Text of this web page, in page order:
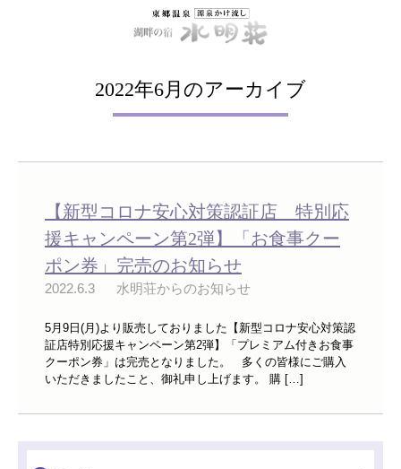
2022年6月のアーカイブ
【新型コロナ安心対策認証店 特別応
援キャンペーン第2弾】「お食事クー
ポン券」完売のお知らせ
2022.6.3 水明荘からのお知らせ
5月9日(月)より販売しておりました【新型コロナ安心対策認
証店特別応援キャンペーン第2弾】「プレミアム付きお食事
クーポン券」は完売となりました。 多くの皆様にご購入
いただきましたこと、御礼申し上げます。 購 […]